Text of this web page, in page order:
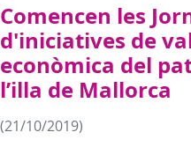
Comencen les
d'iniciatives de
econòmica del
l’illa de Mallorca
(21/10/2019)